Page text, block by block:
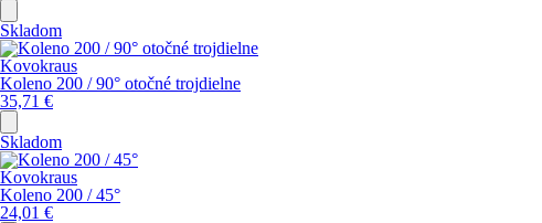
Skladom
Kovokraus
Koleno 200 / 90° otočné trojdielne
35,71 €
Skladom
Kovokraus
Koleno 200 / 45°
24,01 €